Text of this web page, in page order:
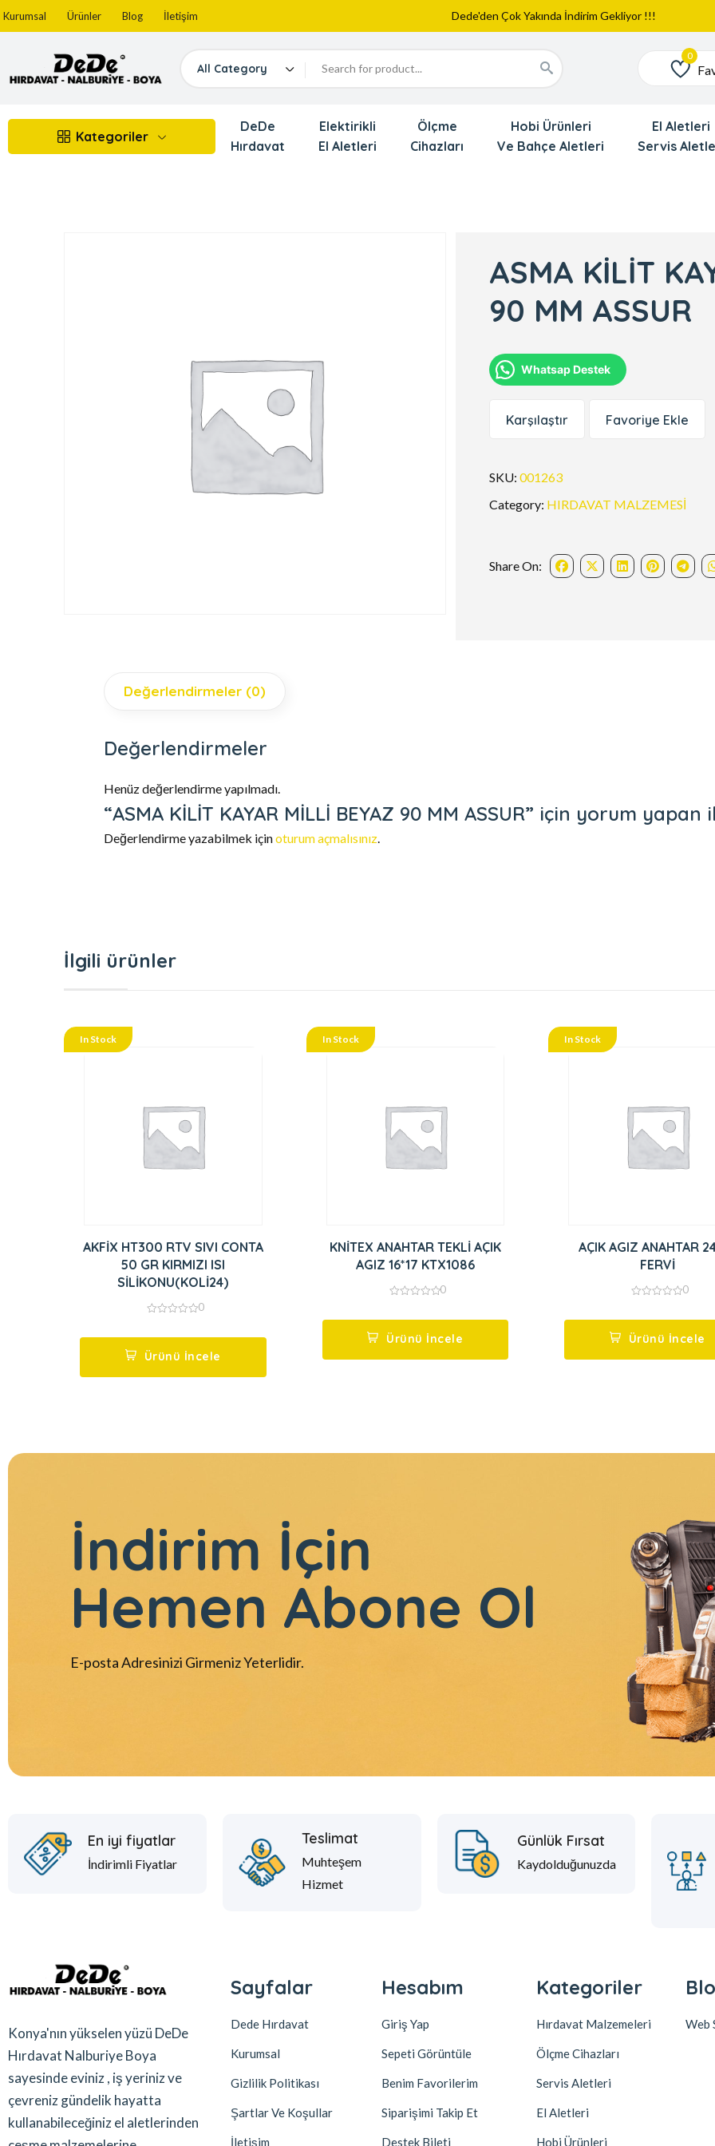
Kurumsal Ürünler Blog İletişim
Web Sitemiz Yayında
Yeni Eklenen Ürünlerimizi İnceledinizmi ?
All Category Favoriler
Kategoriler
DeDe
Hırdavat
Elektirikli
El Aletleri
Ölçme
Cihazları
Hobi Ürünleri
Ve Bahçe Aletleri
El Aletleri
Servis
ASMA KİLİT
90 MM ASSUR
Whatsap Destek
Karşılaştır Favoriye Ekle
SKU:001263
Category: HIRDAVAT MALZEMESİ
Share On:
Değerlendirmeler (0)
Değerlendirmeler
Henüz değerlendirme yapılmadı.
“ASMA KİLİT KAYAR MİLLİ BEYAZ 90 MM ASSUR” için yorum
Değerlendirme yazabilmek içinoturum açmalısınız.
İlgili ürünler
In Stock
AKFİX HT300 RTV SIVI CONTA
50 GR KIRMIZI ISI
SİLİKONU(KOLİ24)
5
0
Ürünü İncele
In Stock
KNİTEX ANAHTAR TEKLİ AÇIK
AGIZ 16*17 KTX1086
5
0
Ürünü İncele
In Stock
AÇIK AGIZ ANAHTAR
FERVİ
5
0
Ürünü İncele
İndirim İçin
Hemen Abone Ol
E-posta Adresinizi Girmeniz Yeterlidir.
En iyi fiyatlar
İndirimli Fiyatlar
Teslimat
Muhteşem
Hizmet
Günlük Fırsat
Kaydolduğunuzda
Konya'nın yükselen yüzü DeDe
Hırdavat Nalburiye Boya
sayesinde eviniz , iş yeriniz ve
çevreniz gündelik hayatta
kullanabileceğiniz el aletlerinden
Sayfalar
Dede Hırdavat
Kurumsal
Gizlilik Politikası
Şartlar Ve Koşullar
İletişim
Hesabım
Giriş Yap
Sepeti Görüntüle
Benim Favorilerim
Siparişimi Takip Et
Destek Bileti
Kategoriler
Hırdavat Malzemeleri
Ölçme Cihazları
Servis Aletleri
El Aletleri
Hobi Ürünleri
Web